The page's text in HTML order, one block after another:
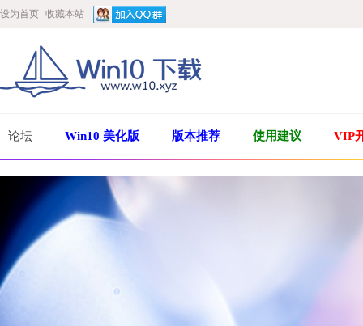
设为首页 收藏本站
论坛 Win10 美化版 版本推荐 使用建议 VIP